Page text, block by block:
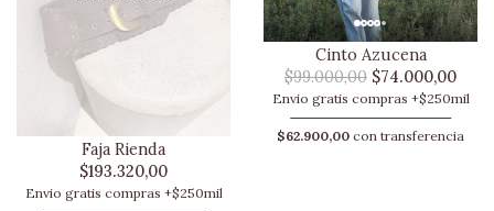
Faja Rienda
$193.320,00
Envio gratis compras +$250mil
Cinto Azucena
$99.000,00 $74.000,00
Envio gratis compras +$250mil
$62.900,00 con transferencia